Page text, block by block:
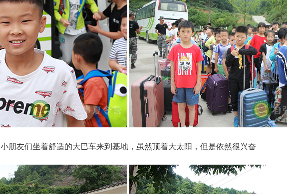
小朋友们坐着舒适的大巴车来到基地，虽然顶着大太阳，但是依然很兴奋